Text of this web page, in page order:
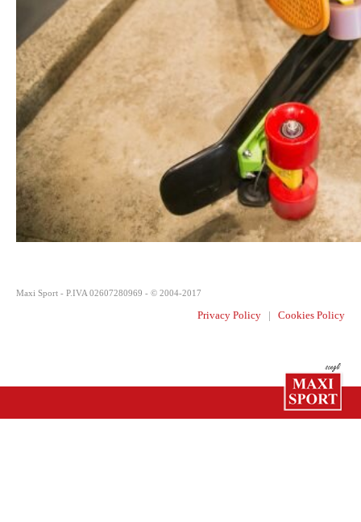
Maxi Sport - P.IVA 02607280969 - © 2004-2017
Privacy Policy| Cookies Policy